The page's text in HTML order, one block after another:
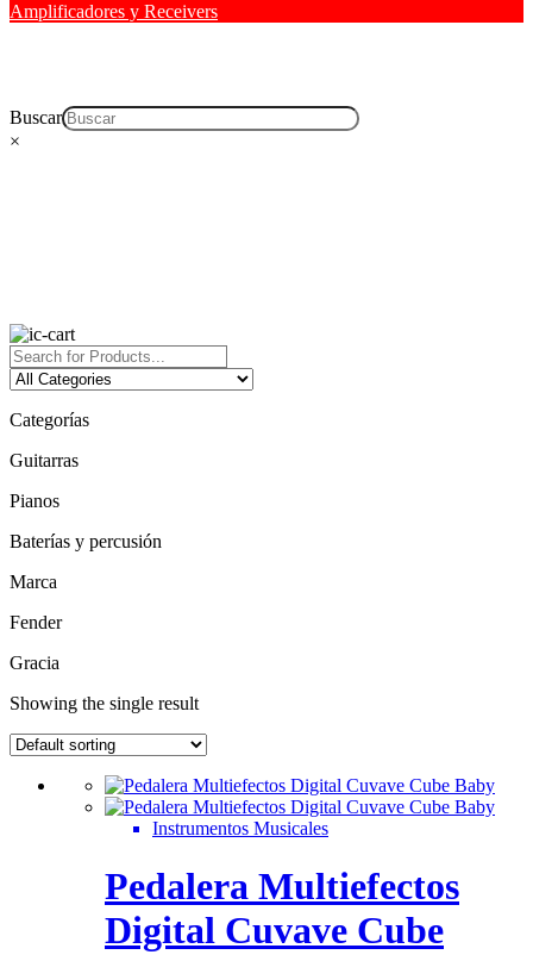
Amplificadores y Receivers
Buscar
×
Categorías
Guitarras
Pianos
Baterías y percusión
Marca
Fender
Gracia
Showing the single result
Instrumentos Musicales
Pedalera Multiefectos
Digital Cuvave Cube